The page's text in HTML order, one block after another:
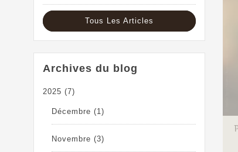
Tous Les Articles
Archives du blog
2025 (7)
Décembre (1)
Novembre (3)